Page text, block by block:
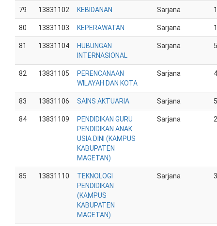
79 13831102 KEBIDANAN Sarjana
80 13831103 KEPERAWATAN Sarjana
81 13831104
HUBUNGAN
INTERNASIONAL
Sarjana
82 13831105
PERENCANAAN
WILAYAH DAN KOTA
Sarjana
83 13831106 SAINS AKTUARIA Sarjana
84 13831109
PENDIDIKAN GURU
PENDIDIKAN ANAK
USIA DINI (KAMPUS
KABUPATEN
MAGETAN)
Sarjana
85 13831110
TEKNOLOGI
PENDIDIKAN
(KAMPUS
KABUPATEN
MAGETAN)
Sarjana